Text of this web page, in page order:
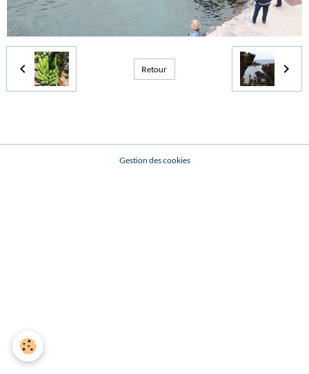
Retour
Gestion des cookies